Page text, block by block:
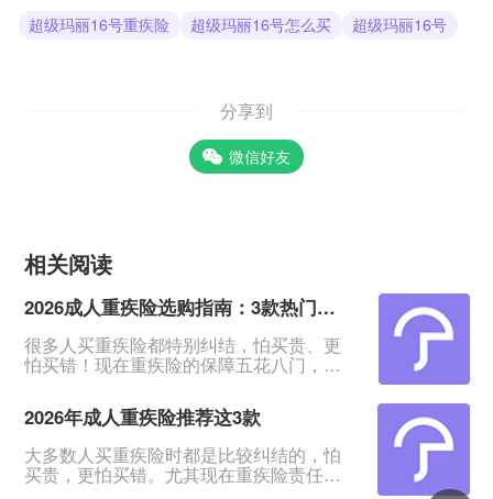
超级玛丽16号重疾险 超级玛丽16号怎么买 超级玛丽16号
分享到
微信好友
相关阅读
2026成人重疾险选购指南：3款热门产品全面测评
很多人买重疾险都特别纠结，怕买贵、更
怕买错！现在重疾险的保障五花八门，条
专门对比整理了2026年市面上口碑、性价
比都靠前的3款成人重疾险，不管你是预算
有限、身体健康，还是身体有点小异常、
不好投保，都能从中挑到合适的。&nbsp;
一、君龙超级玛丽16号Pro：普通人首选，
2026年成人重疾险推荐这3款
大多数人买重疾险时都是比较纠结的，怕
买贵，更怕买错。尤其现在重疾险责任越